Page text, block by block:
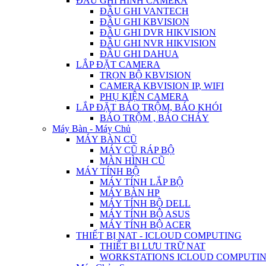
ĐẦU GHI VANTECH
ĐẦU GHI KBVISION
ĐẦU GHI DVR HIKVISION
ĐẦU GHI NVR HIKVISION
ĐẦU GHI DAHUA
LẮP ĐẶT CAMERA
TRỌN BỘ KBVISION
CAMERA KBVISION IP, WIFI
PHỤ KIỆN CAMERA
LẮP ĐẶT BÁO TRỘM, BÁO KHÓI
BÁO TRỘM , BÁO CHÁY
Máy Bàn - Máy Chủ
MÁY BÀN CŨ
MÁY CŨ RÁP BỘ
MÀN HÌNH CŨ
MÁY TÍNH BỘ
MÁY TÍNH LẮP BỘ
MÁY BÀN HP
MÁY TÍNH BỘ DELL
MÁY TÍNH BỘ ASUS
MÁY TÍNH BỘ ACER
THIẾT BỊ NAT - ICLOUD COMPUTING
THIẾT BỊ LƯU TRỮ NAT
WORKSTATIONS ICLOUD